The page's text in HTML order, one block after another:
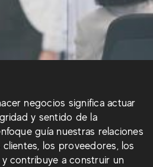
negocios significa actuar
y sentido de la
guía nuestras relaciones
los proveedores, los
contribuye a construir un